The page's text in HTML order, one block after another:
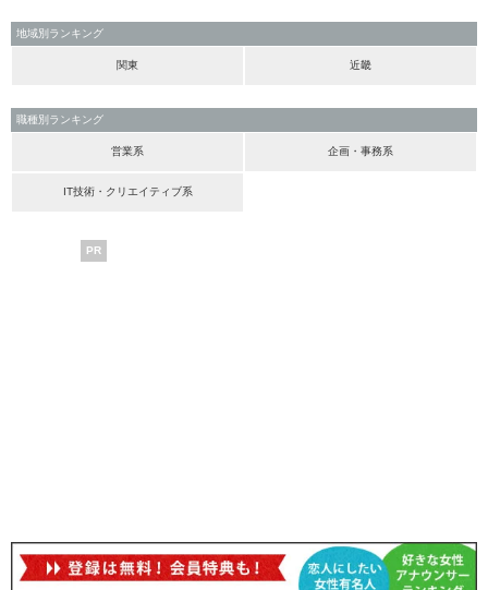
地域別ランキング
関東 近畿
職種別ランキング
営業系 企画・事務系
IT技術・クリエイティブ系
PR